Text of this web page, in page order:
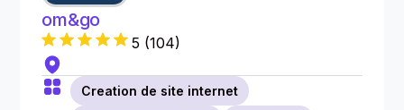
om&go
5 (104)
Creation de site internet